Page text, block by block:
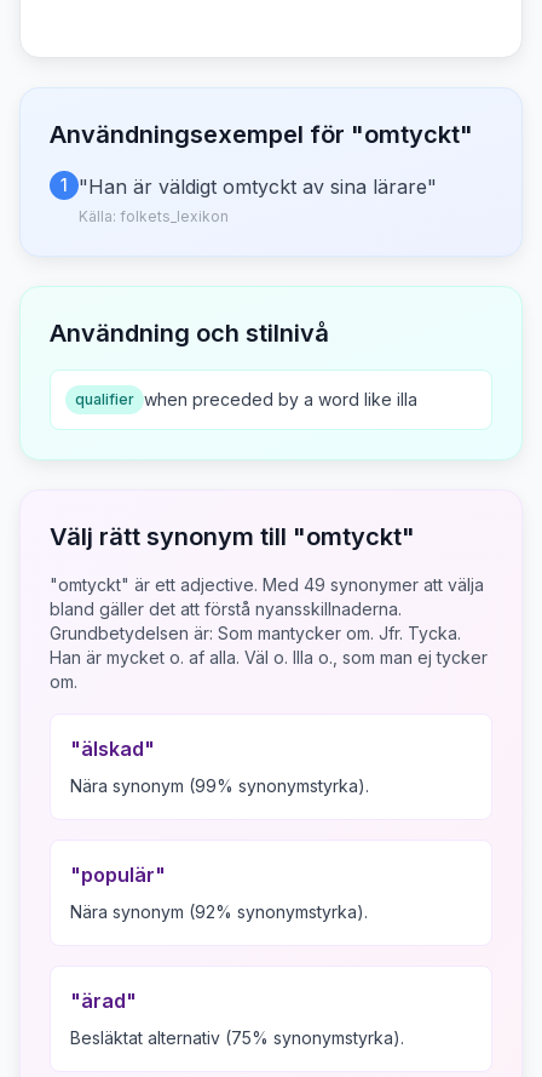
Användningsexempel för "omtyckt"
1 "Han är väldigt omtyckt av sina lärare"
Källa: folkets_lexikon
Användning och stilnivå
qualifier when preceded by a word like illa
Välj rätt synonym till "omtyckt"
"omtyckt" är ett adjective. Med 49 synonymer att välja
bland gäller det att förstå nyansskillnaderna.
Grundbetydelsen är: Som mantycker om. Jfr. Tycka.
Han är mycket o. af alla. Väl o. Illa o., som man ej tycker
om.
"älskad"
Nära synonym (99% synonymstyrka).
"populär"
Nära synonym (92% synonymstyrka).
"ärad"
Besläktat alternativ (75% synonymstyrka).